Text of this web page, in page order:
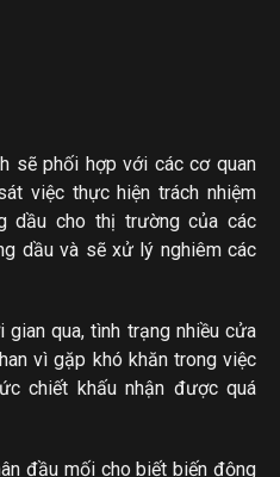
sẽ phối hợp với các cơ quan
việc thực hiện trách nhiệm
dầu cho thị trường của các
dầu và sẽ xử lý nghiêm các
qua, tình trạng nhiều cửa
vì gặp khó khăn trong việc
chiết khấu nhận được quá
đầu mối cho biết biến động